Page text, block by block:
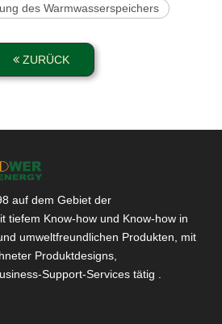
des Warmwasserspeichers
ZURÜCK
auf dem Gebiet der
tiefem Know-how und Know-how in
umweltfreundlichen Produkten, mit
Produktdesigns,
Support-Services tätig .